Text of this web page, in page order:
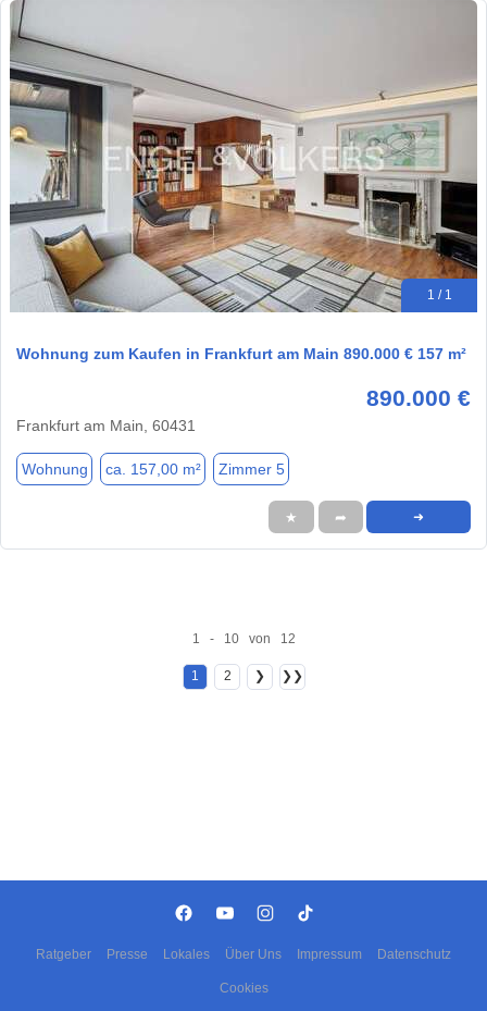
1 / 1
Wohnung zum Kaufen in Frankfurt am Main 890.000 € 157 m²
890.000 €
Frankfurt am Main, 60431
Wohnung ca. 157,00 m² Zimmer 5
★ ➦ ➜
1 - 10 von 12
1 2 ❯ ❯❯
Ratgeber Presse Lokales Über Uns Impressum Datenschutz
Cookies